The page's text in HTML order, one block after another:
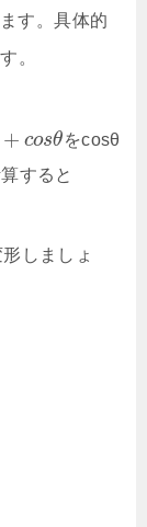
す。具体的
。
+ cosθをcosθ
すると
しましょ